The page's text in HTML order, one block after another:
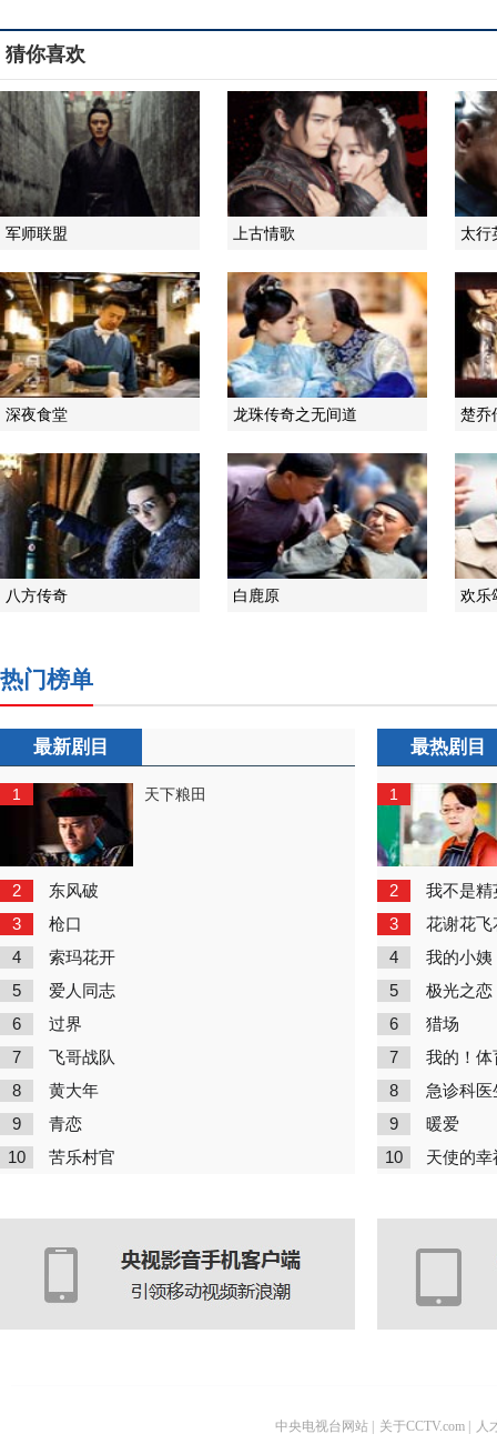
猜你喜欢
军师联盟 上古情歌 太行
深夜食堂 龙珠传奇之无间道 楚乔
八方传奇 白鹿原 欢乐
热门榜单
最新剧目
1 天下粮田
2 东风破
3 枪口
4 索玛花开
5 爱人同志
6 过界
7 飞哥战队
8 黄大年
9 青恋
10 苦乐村官
最热剧目
1
2 我不是精
3 花谢花飞
4 我的小姨
5 极光之恋
6 猎场
7 我的！体
8 急诊科医
9 暖爱
10 天使的幸
中央电视台网站 关于CCTV.com 人